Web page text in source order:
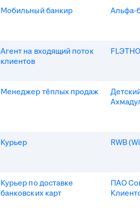
Мобильный банкир Альфа-
Агент на входящий поток
клиентов
Менеджер тёплых продаж
Курьер RWB
Курьер по доставке
банковских карт
ПАО